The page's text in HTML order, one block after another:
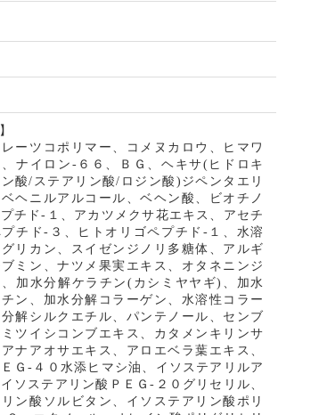
ーツコポリマー、コメヌカロウ、ヒマワ
、ナイロン-６６、ＢＧ、ヘキサ(ヒドロキ
酸/ステアリン酸/ロジン酸)ジペンタエリ
ヘニルアルコール、ベヘン酸、ビオチノ
チド-１、アカツメクサ花エキス、アセチ
チド-３、ヒトオリゴペプチド-１、水溶
リカン、スイゼンジノリ多糖体、アルギ
ミン、ナツメ果実エキス、オタネニンジ
、加水分解ケラチン(カシミヤヤギ)、加水
ン、加水分解コラーゲン、水溶性コラー
解シルクエチル、パンテノール、センブ
ツイシコンブエキス、カタメンキリンサ
ナアオサエキス、アロエベラ葉エキス、
Ｇ-４０水添ヒマシ油、イソステアリルア
ソステアリン酸ＰＥＧ-２０グリセリル、
ン酸ソルビタン、イソステアリン酸ポリ